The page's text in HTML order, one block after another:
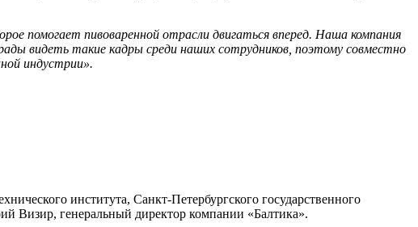
помогает пивоваренной отрасли двигаться вперед. Наша компания
видеть такие кадры среди наших сотрудников, поэтому совместно
индустрии».
института, Санкт-Петербургского государственного
Визир, генеральный директор компании «Балтика».